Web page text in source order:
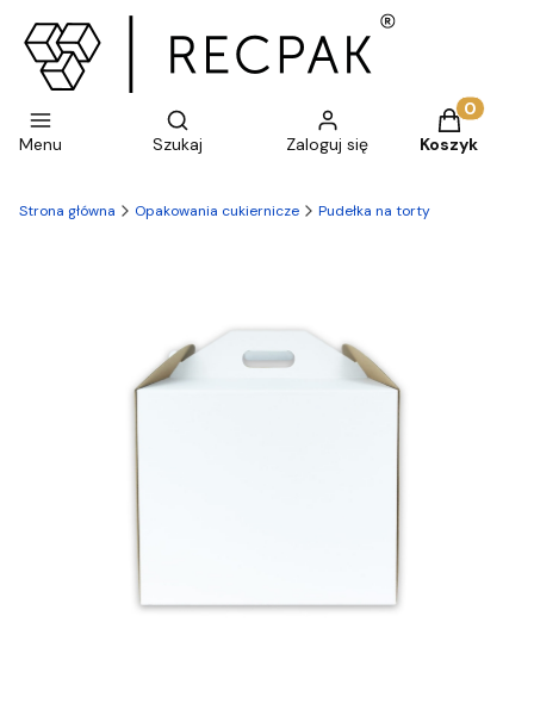
Menu
Otwórz wyszukiwarkę
Szukaj Zaloguj się
Produkty
Koszyk
Strona główna Opakowania cukiernicze Pudełka na torty